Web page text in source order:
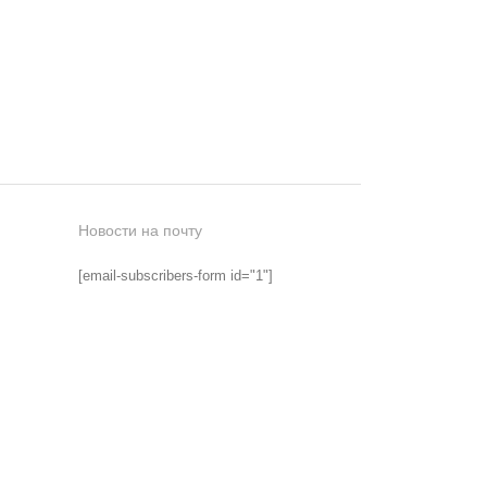
Новости на почту
[email-subscribers-form id="1"]